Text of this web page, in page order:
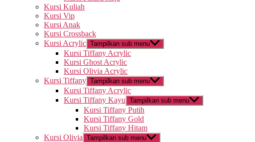
Kursi Kuliah
Kursi Vip
Kursi Anak
Kursi Crossback
Kursi Acrylic Tampilkan sub menu
Kursi Tiffany Acrylic
Kursi Ghost Acrylic
Kursi Olivia Acrylic
Kursi Tiffany Tampilkan sub menu
Kursi Tiffany Acrylic
Kursi Tiffany Kayu Tampilkan sub menu
Kursi Tiffany Putih
Kursi Tiffany Gold
Kursi Tiffany Hitam
Kursi Olivia Tampilkan sub menu